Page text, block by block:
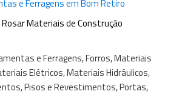
e Ferragens em Bom Retiro
Materiais de Construção
eFerragens,Forros,Materiais
Elétricos,MateriaisHidráulicos,
PisoseRevestimentos,Portas,